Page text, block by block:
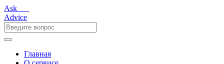
Ask___
Advice
Главная